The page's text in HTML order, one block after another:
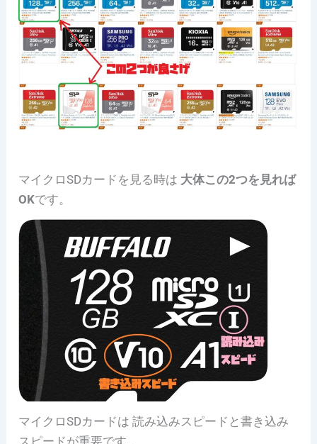
マイクロSDカードを見る時は 大体この2つを見れば
OKです。
マイクロSDカードは 読み込みスピードと書き込み
スピードが重要です。